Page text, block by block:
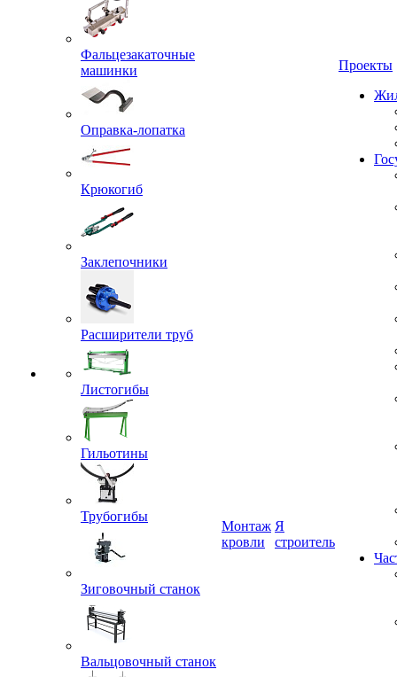
Фальцезакаточные
машинки
Оправка-лопатка
Крюкогиб
Заклепочники
Расширители труб
Листогибы
Гильотины
Трубогибы
Зиговочный станок
Вальцовочный станок
Проекты